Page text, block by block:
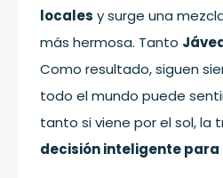
locales y surge una
más hermosa. Tanto
Como resultado, siguen
todo el mundo puede
tanto si viene por el sol, la
decisión inteligente